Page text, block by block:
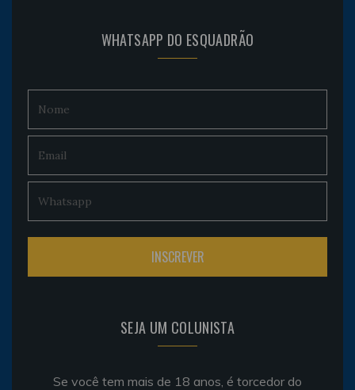
WHATSAPP DO ESQUADRÃO
SEJA UM COLUNISTA
Se você tem mais de 18 anos, é torcedor do